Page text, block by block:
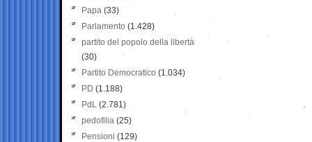
Papa (33)
Parlamento (1.428)
partito del popolo della libertà
(30)
Partito Democratico (1.034)
PD (1.188)
PdL (2.781)
pedofilia (25)
Pensioni (129)